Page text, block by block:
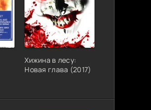
Хижина в лесу:
Новая глава (2017)